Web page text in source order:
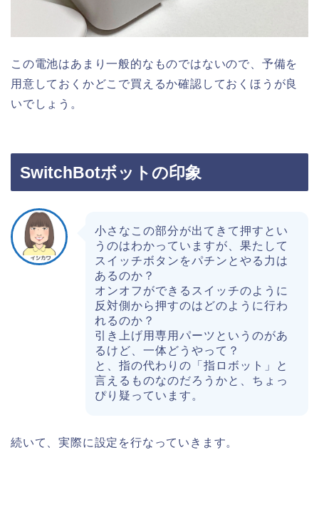
この電池はあまり一般的なものではないので、予備を
用意しておくかどこで買えるか確認しておくほうが良
いでしょう。
SwitchBotボットの印象
小さなこの部分が出てきて押すとい
うのはわかっていますが、果たして
スイッチボタンをパチンとやる力は
あるのか？
オンオフができるスイッチのように
反対側から押すのはどのように行わ
れるのか？
引き上げ用専用パーツというのがあ
るけど、一体どうやって？
と、指の代わりの「指ロボット」と
言えるものなのだろうかと、ちょっ
ぴり疑っています。
続いて、実際に設定を行なっていきます。